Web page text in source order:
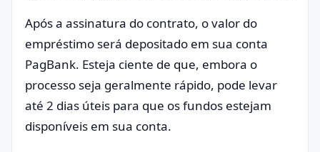
Após a assinatura do contrato, o valor do
empréstimo será depositado em sua conta
PagBank. Esteja ciente de que, embora o
processo seja geralmente rápido, pode levar
até 2 dias úteis para que os fundos estejam
disponíveis em sua conta.